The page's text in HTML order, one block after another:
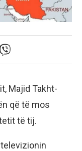
Majid Takht-
që të mos
të tij.